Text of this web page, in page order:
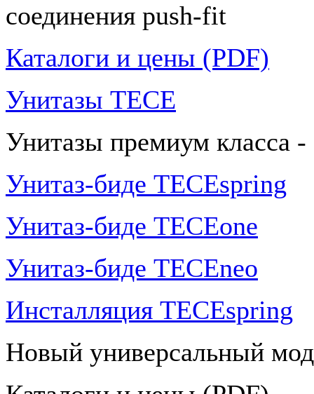
соединения push-fit
Каталоги и цены (PDF)
Унитазы TECE
Унитазы премиум класса -
Унитаз-биде TECEspring
Унитаз-биде TECEone
Унитаз-биде TECEneo
Инсталляция TECEspring
Новый универсальный